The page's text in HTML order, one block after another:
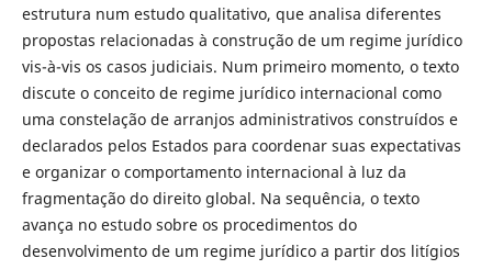
estrutura num estudo qualitativo, que analisa diferentes
propostas relacionadas à construção de um regime jurídico
vis-à-vis os casos judiciais. Num primeiro momento, o texto
discute o conceito de regime jurídico internacional como
uma constelação de arranjos administrativos construídos e
declarados pelos Estados para coordenar suas expectativas
e organizar o comportamento internacional à luz da
fragmentação do direito global. Na sequência, o texto
avança no estudo sobre os procedimentos do
desenvolvimento de um regime jurídico a partir dos litígios